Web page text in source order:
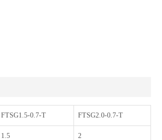
FTSG1.5-0.7-T FTSG2.0-0.7-T
1.5 2